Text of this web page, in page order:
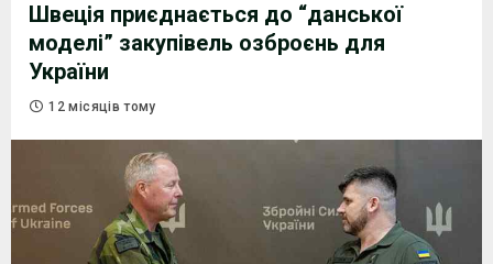
Швеція приєднається до “данської
моделі” закупівель озброєнь для
України
12 місяців тому